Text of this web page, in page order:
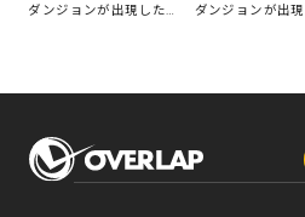
ダンジョンが出現したの
ダンジョンが出現